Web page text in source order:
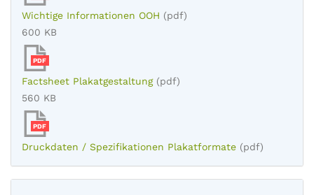
Wichtige Informationen OOH (pdf)
600 KB
PDF
Factsheet Plakatgestaltung (pdf)
560 KB
PDF
Druckdaten / Spezifikationen Plakatformate (pdf)